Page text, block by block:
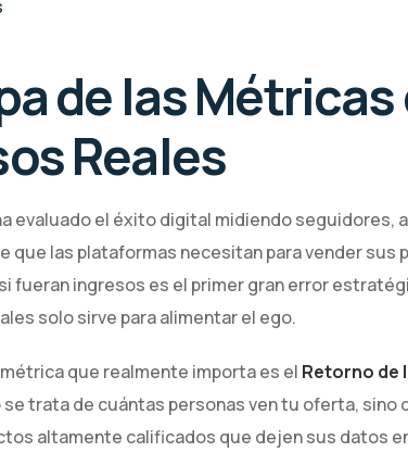
de las
Reales
evaluado el éxito digital midiendo seguidores,
que las plataformas necesitan para vender sus
fueran ingresos es el primer gran error
solo sirve para alimentar el ego.
que realmente importa es el Retorno de
se trata de cuántas personas ven tu oferta, sino
altamente calificados que dejen sus datos